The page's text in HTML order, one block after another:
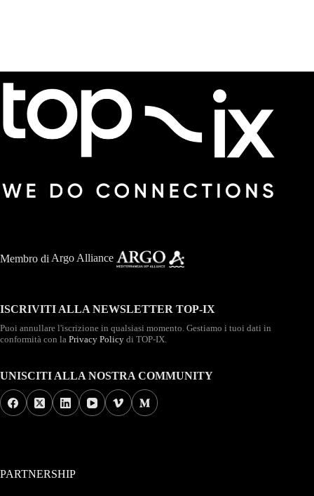
Membro di Argo Alliance
ISCRIVITI ALLA NEWSLETTER TOP-IX
Puoi annullare l'iscrizione in qualsiasi momento. Gestiamo i tuoi dati in
conformità con la Privacy Policy di TOP-IX.
UNISCITI ALLA NOSTRA COMMUNITY
PARTNERSHIP